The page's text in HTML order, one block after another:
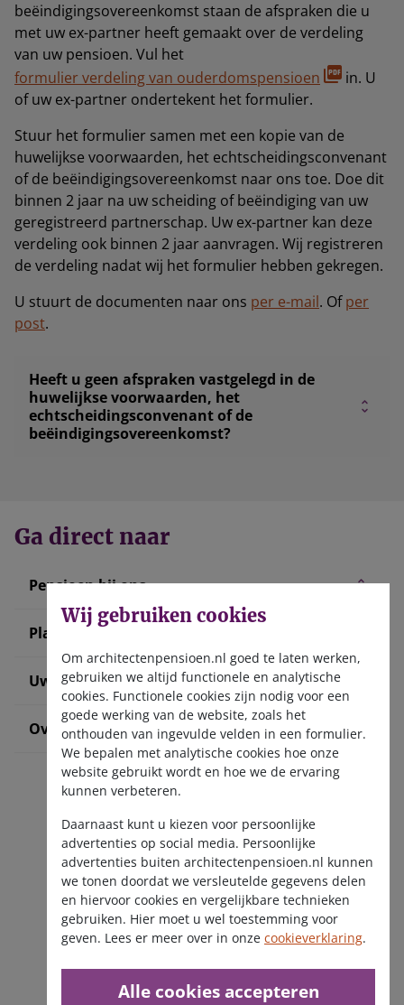
beëindigingsovereenkomst staan de afspraken die u
met uw ex-partner heeft gemaakt over de verdeling
van uw pensioen. Vul het
formulier verdeling van ouderdomspensioen
in. U
of uw ex-partner ondertekent het formulier.
Stuur het formulier samen met een kopie van de
huwelijkse voorwaarden, het echtscheidingsconvenant
of de beëindigingsovereenkomst naar ons toe. Doe dit
binnen 2 jaar na uw scheiding of beëindiging van uw
geregistreerd partnerschap. Uw ex-partner kan deze
verdeling ook binnen 2 jaar aanvragen. Wij registreren
de verdeling nadat wij het formulier hebben gekregen.
U stuurt de documenten naar ons per e-mail. Ofper
post.
Heeft u geen afspraken vastgelegd in de
huwelijkse voorwaarden, het
echtscheidingsconvenant of de
beëindigingsovereenkomst?
Ga direct naar
Pensioen bij ons
Plan uw pensioen
Uw situatie verandert
Over ons
Ontvang de nieuwsbrief
Wij gebruiken cookies
Om architectenpensioen.nl goed te laten werken,
gebruiken we altijd functionele en analytische
cookies. Functionele cookies zijn nodig voor een
goede werking van de website, zoals het
onthouden van ingevulde velden in een formulier.
We bepalen met analytische cookies hoe onze
website gebruikt wordt en hoe we de ervaring
kunnen verbeteren.
Daarnaast kunt u kiezen voor persoonlijke
advertenties op social media. Persoonlijke
advertenties buiten architectenpensioen.nl kunnen
we tonen doordat we versleutelde gegevens delen
en hiervoor cookies en vergelijkbare technieken
gebruiken. Hier moet u wel toestemming voor
geven. Lees er meer over in onze cookieverklaring.
Alle cookies accepteren